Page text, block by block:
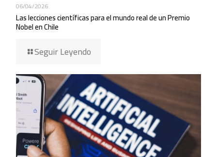
06/04/2026
Las lecciones científicas para el mundo real de un Premio
Nobel en Chile
Seguir Leyendo